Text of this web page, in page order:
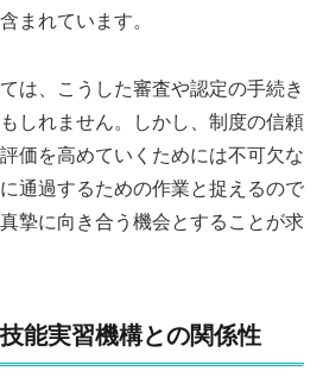
まれています。
は、こうした審査や認定の手続き
しれません。しかし、制度の信頼
価を高めていくためには不可欠な
通過するための作業と捉えるので
摯に向き合う機会とすることが求
能実習機構との関係性